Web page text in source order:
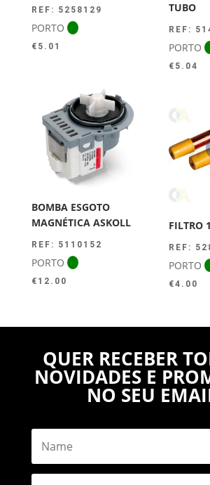
REF: 5258129
PORTO
€ 5.01
TUBO
REF:
PORTO
€ 5.04
BOMBA ESGOTO
MAGNÉTICA ASKOLL
REF: 5110152
PORTO
€ 12.00
FILTRO
REF:
PORTO
€4.00
QUER RECEBER
NOVIDADES E
NO SEU